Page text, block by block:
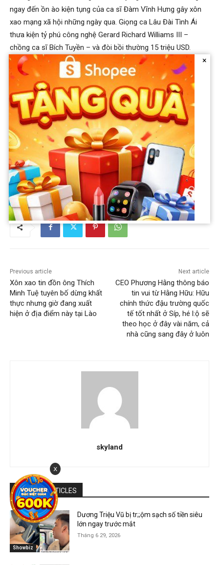
ngay đến ồn ào kiện tụng của ca sĩ Đàm Vĩnh Hưng gây xôn
xao mạng xã hội những ngày qua. Giọng ca Lâu Đài Tình Ái
thưa kiện tỷ phú công nghệ Gerard Richard Williams III –
chồng ca sĩ Bích Tuyền – và đòi bồi thường 15 triệu USD.
Nguyên nhân là vì khi nam ca sĩ đến nhà vợ chồng ca sĩ Bích
Tuyền tiệc tùng đã trèo lên đài phun nước khiến đài này đổ
xuống chân, bị thương nặng đến mức phải cắt vài ngón chân.
Anh cho rằng chủ nhà phải chịu trách nhiệm bồi thường cho
những tổn thương về thể chất và tinh thần của mình. Phía ca
sĩ Bích Tuyền mới đây tuyên bố thẳng:“Về vụ kiện 15 triệu
USD của Đàm Vĩnh Hưng, ông xã tôi không có lỗi lầm gì cả
mà đòi bồi thường số tiền lớn như vậy. Chúng tôi sẽ ra tòa,
không thương lượng hay thỏa hiệp gì với Đàm Vĩnh Hưng”.
Previous article
Xôn xao tin đồn ông Thích
Minh Tuệ tuyên bố dừng khất
thực nhưng giờ đang xuất
hiện ở địa điểm này tại Lào
Next article
CEO Phương Hằng thông báo
tin vui từ Hằng Hữu: Hữu
chính thức đậu trường quốc
tế tốt nhất ở Síp, hé l:ộ sẽ
theo học ở đây vài năm, cả
nhà cũng sang đây ở luôn
skyland
RELATED ARTICLES
Showbiz
Dương Triệu Vũ bị tr;;ộm sạch số tiền siêu
lớn ngay trước mắt
Tháng 6 29, 2026
x
×